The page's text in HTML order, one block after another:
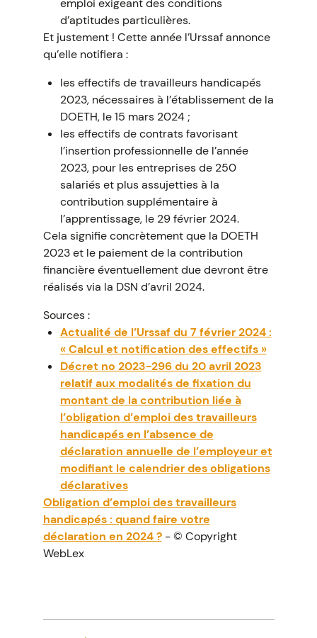
emploi exigeant des conditions
d’aptitudes particulières.
Et justement ! Cette année l’Urssaf annonce
qu’elle notifiera :
les effectifs de travailleurs handicapés
2023, nécessaires à l’établissement de la
DOETH, le 15 mars 2024 ;
les effectifs de contrats favorisant
l’insertion professionnelle de l’année
2023, pour les entreprises de 250
salariés et plus assujetties à la
contribution supplémentaire à
l’apprentissage, le 29 février 2024.
Cela signifie concrètement que la DOETH
2023 et le paiement de la contribution
financière éventuellement due devront être
réalisés via la DSN d’avril 2024.
Sources :
Actualité de l’Urssaf du 7 février 2024 :
« Calcul et notification des effectifs »
Décret no 2023-296 du 20 avril 2023
relatif aux modalités de fixation du
montant de la contribution liée à
l’obligation d’emploi des travailleurs
handicapés en l’absence de
déclaration annuelle de l’employeur et
modifiant le calendrier des obligations
déclaratives
Obligation d’emploi des travailleurs
handicapés : quand faire votre
déclaration en 2024 ?- © Copyright
WebLex